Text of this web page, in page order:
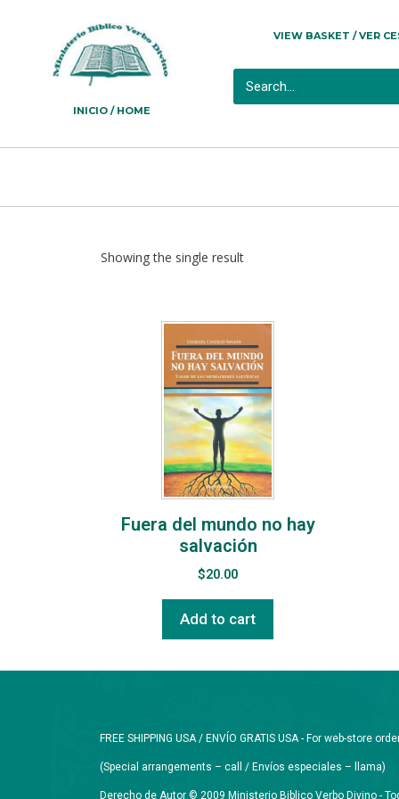
INICIO / HOME
VIEW BASKET / VER
Showing the single result
Fuera del mundo no hay
salvación
$20.00
Add to cart
FREE SHIPPING USA / ENVÍO GRATIS USA - For web-store
(Special arrangements – call / Envíos especiales – llama)
Derecho de Autor © 2009 Ministerio Biblico Verbo Divino -